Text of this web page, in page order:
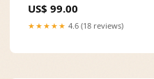
US$ 99.00
★★★★★ 4.6 (18 reviews)